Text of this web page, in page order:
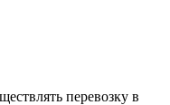
перевозку в